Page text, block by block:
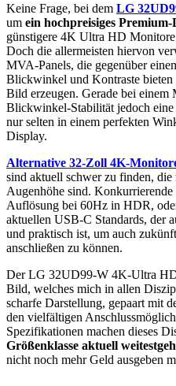
Keine Frage, bei dem LG
um ein hochpreisiges Premium-
günstigere 4K Ultra HD
Doch die allermeisten hiervon
MVA-Panels, die gegenüber
Blickwinkel und Kontraste bieten
Bild erzeugen. Gerade bei
Blickwinkel-Stabilität jedoch eine
nur selten in einem perfekten
Display.
Alternative 32-Zoll 4K-
sind aktuell schwer zu finden,
Augenhöhe sind.
Auflösung bei 60Hz in HDR,
aktuellen USB-C Standards, der
und praktisch ist, um auch
anschließen zu können.
Der LG 32UD99-W 4K-Ultra
Bild, welches mich in allen
scharfe Darstellung, gepaart mit
den vielfältigen
Spezifikationen machen dieses
Größenklasse aktuell
nicht noch mehr Geld ausgeben